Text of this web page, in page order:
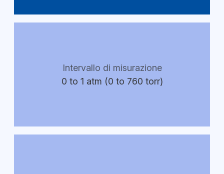
Intervallo di misurazione
0 to 1 atm (0 to 760 torr)